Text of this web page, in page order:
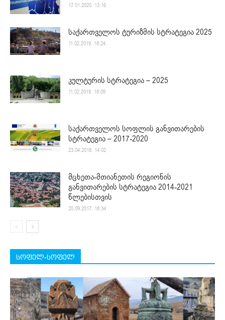
17.01.2020. 13:16
საქართველოს ტურიზმის სტრატეგია 2025
11.02.2019. 18:24
კულტურის სტრატეგია – 2025
11.02.2019. 18:09
საქართველოს სოფლის განვითარების
სტრატეგია – 2017-2020
23.04.2018. 14:02
მცხეთა-მთიანეთის რეგიონის
განვითარების სტრატეგია 2014-2021
წლებისთვის
20.09.2017. 18:34
სოფელ-სოფელ